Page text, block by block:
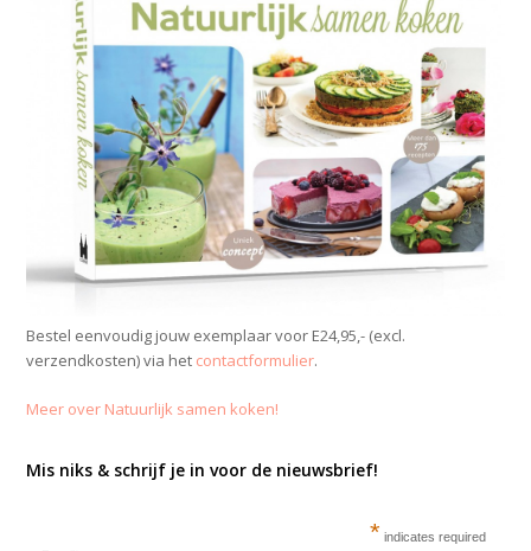
Bestel eenvoudig jouw exemplaar voor E24,95,- (excl.
verzendkosten) via het contactformulier.
Meer over Natuurlijk samen koken!
Mis niks & schrijf je in voor de nieuwsbrief!
* indicates required